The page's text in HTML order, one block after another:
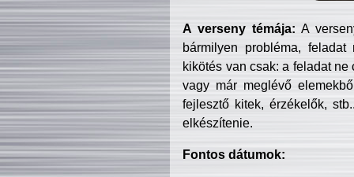
A verseny témája: A
bármilyen probléma, feladat
kikötés van csak: a feladat
vagy már meglévő
fejlesztő kitek, érzékelők,
elkészítenie.
Fontos dátumok: